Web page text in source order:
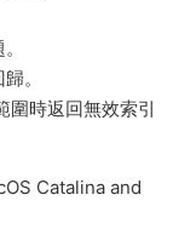
。
圍時返回無效索引
Catalina and